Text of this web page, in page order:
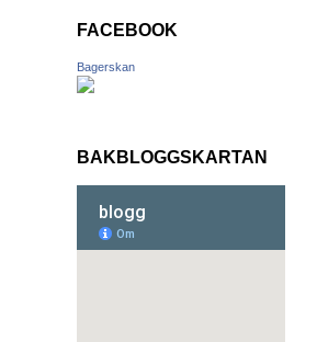
FACEBOOK
Bagerskan
BAKBLOGGSKARTAN